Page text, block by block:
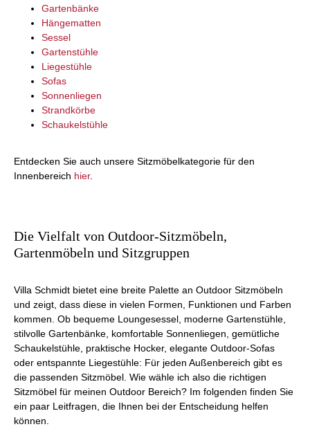
Gartenbänke
Hängematten
Sessel
Gartenstühle
Liegestühle
Sofas
Sonnenliegen
Strandkörbe
Schaukelstühle
Entdecken Sie auch unsere Sitzmöbelkategorie für den
Innenbereich hier.
Die Vielfalt von Outdoor-Sitzmöbeln,
Gartenmöbeln und Sitzgruppen
Villa Schmidt bietet eine breite Palette an Outdoor Sitzmöbeln
und zeigt, dass diese in vielen Formen, Funktionen und Farben
kommen. Ob bequeme Loungesessel, moderne Gartenstühle,
stilvolle Gartenbänke, komfortable Sonnenliegen, gemütliche
Schaukelstühle, praktische Hocker, elegante Outdoor-Sofas
oder entspannte Liegestühle: Für jeden Außenbereich gibt es
die passenden Sitzmöbel. Wie wähle ich also die richtigen
Sitzmöbel für meinen Outdoor Bereich? Im folgenden finden Sie
ein paar Leitfragen, die Ihnen bei der Entscheidung helfen
können.